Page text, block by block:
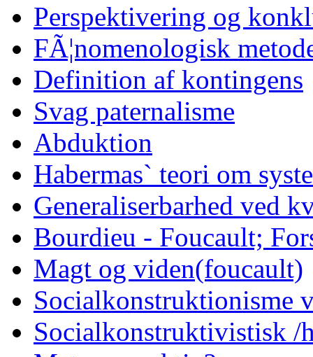
Perspektivering og
FÃ¦nomenologisk
Definition af kontingens
Svag paternalisme
Abduktion
Habermas` teori om
Generaliserbarhed ved
Bourdieu - Foucault;
Magt og viden(foucault)
Socialkonstruktionisme
Socialkonstruktivistisk /